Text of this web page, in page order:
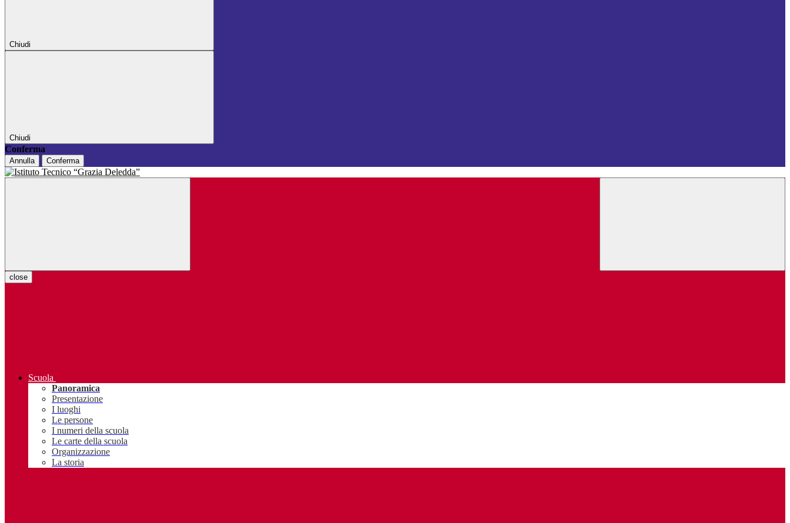
Chiudi
Chiudi
Conferma
Annulla Conferma
close
Scuola
Panoramica
Presentazione
I luoghi
Le persone
I numeri della scuola
Le carte della scuola
Organizzazione
La storia